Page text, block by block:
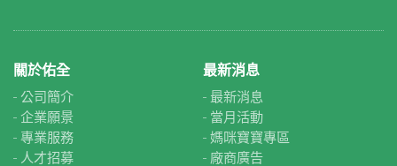
關於佑全
公司簡介
企業願景
專業服務
人才招募
最新消息
最新消息
當月活動
媽咪寶寶專區
廠商廣告